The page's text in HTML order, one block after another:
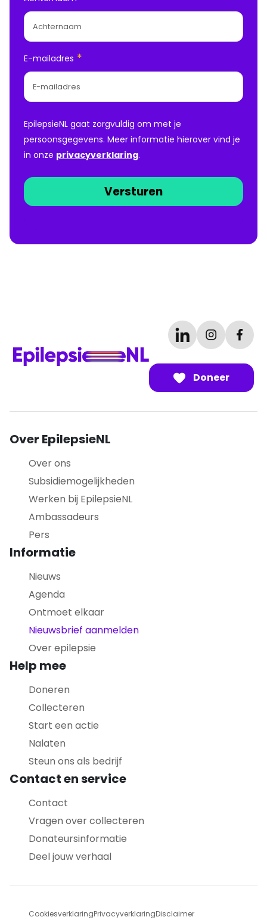
E-mailadres *
EpilepsieNL gaat zorgvuldig om met je
persoonsgegevens. Meer informatie hierover vind je
in onze privacyverklaring.
Doneer
Over EpilepsieNL
Over ons
Subsidiemogelijkheden
Werken bij EpilepsieNL
Ambassadeurs
Pers
Informatie
Nieuws
Agenda
Ontmoet elkaar
Nieuwsbrief aanmelden
Over epilepsie
Help mee
Doneren
Collecteren
Start een actie
Nalaten
Steun ons als bedrijf
Contact en service
Contact
Vragen over collecteren
Donateursinformatie
Deel jouw verhaal
CookiesverklaringPrivacyverklaringDisclaimer